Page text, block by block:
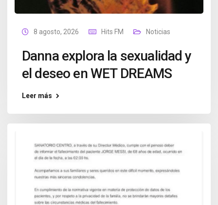
8 agosto, 2026 Hits FM Noticias
Danna explora la sexualidad y
el deseo en WET DREAMS
Leer más